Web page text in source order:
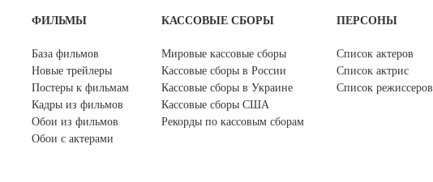
ФИЛЬМЫ
База фильмов
Новые трейлеры
Постеры к фильмам
Кадры из фильмов
Обои из фильмов
Обои с актерами
КАССОВЫЕ СБОРЫ
Мировые кассовые сборы
Кассовые сборы в России
Кассовые сборы в Украине
Кассовые сборы США
Рекорды по кассовым сборам
ПЕРСОНЫ
Список актеров
Список актрис
Список режиссеров